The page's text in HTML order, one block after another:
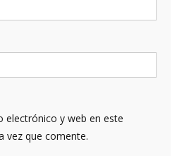
electrónico y web en este
vez que comente.